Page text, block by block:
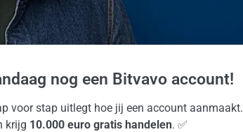
nog een Bitvavo account!
voor stap uitlegt hoe jij een account aanmaakt.
krijg 10.000 euro gratis handelen. ✅